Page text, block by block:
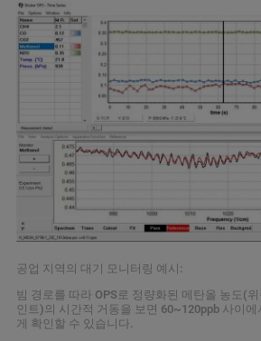
공업 지역의 대기 모니터링 예시:
빔 경로를 따라 OPS로 정량화된 메탄올 농도(
인트)의 시간적 거동을 보면 60~120ppb 사이
게 확인할 수 있습니다.